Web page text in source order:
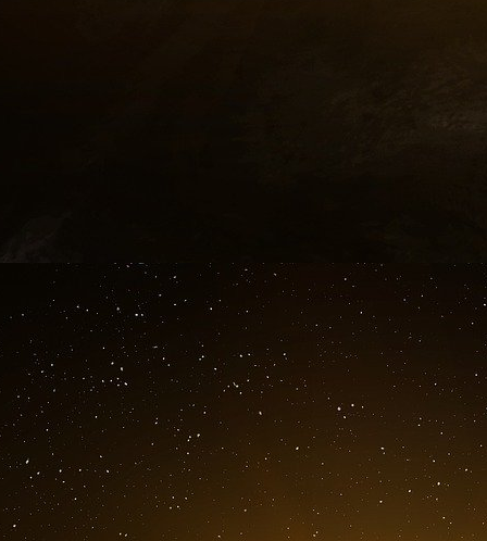
ou à une fête, ainsi que des services
femmes y ont vécues ont été positives. «
notre clientèle habituelle. Les femmes ayant
gamme sont particulièrement recherchées ».
Un phénomène qui s’amplifie lors des
directrice du centre de conseil sur le travail
les visiteurs restent en un même lieu
est de plus en plus large. Le WEF entre dans
Comme aucune enquête n’est menée, la